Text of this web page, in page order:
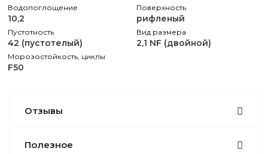
Водопоглощение
10,2
Поверхность
рифленый
Пустотность
42 (пустотелый)
Вид размера
2,1 NF (двойной)
Морозостойкость, циклы
F50
Отзывы
Полезное